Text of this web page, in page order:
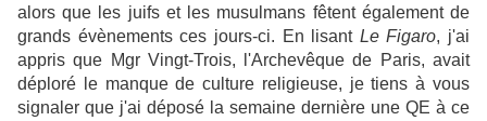
alors que les juifs et les musulmans fêtent également de
grands évènements ces jours-ci. En lisant Le Figaro, j'ai
appris que Mgr Vingt-Trois, l'Archevêque de Paris, avait
déploré le manque de culture religieuse, je tiens à vous
signaler que j'ai déposé la semaine dernière une QE à ce